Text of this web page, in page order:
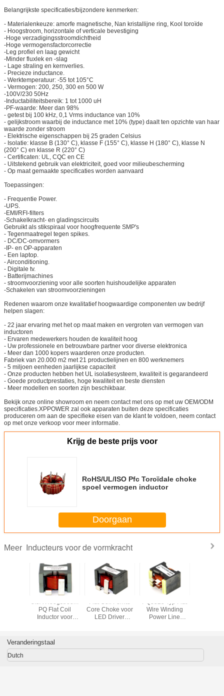
Belangrijkste specificaties/bijzondere kenmerken:
- Materialenkeuze: amorfe magnetische, Nan kristallijne ring, Kool toroïde
- Hoogstroom, horizontale of verticale bevestiging
-Hoge verzadigingsstroomdichtheid
-Hoge vermogensfactorcorrectie
-Leg profiel en laag gewicht
-Minder fluxlek en -slag
- Lage straling en kernverlies.
- Precieze inductance.
- Werktemperatuur: -55 tot 105°C
- Vermogen: 200, 250, 300 en 500 W
-100V/230 50Hz
-Inductabiliteitsbereik: 1 tot 1000 uH
-PF-waarde: Meer dan 98%
- getest bij 100 kHz, 0,1 Vrms inductance van 10%
- gelijkstroom waarbij de inductance met 10% (type) daalt ten opzichte van haar
waarde zonder stroom
- Elektrische eigenschappen bij 25 graden Celsius
- Isolatie: klasse B (130° C), klasse F (155° C), klasse H (180° C), klasse N
(200° C) en klasse R (220° C)
- Certificaten: UL, CQC en CE
- Uitstekend gebruik van elektriciteit, goed voor milieubescherming
- Op maat gemaakte specificaties worden aanvaard
Toepassingen:
- Frequentie Power.
-UPS.
-EMI/RFI-filters
-Schakelkracht- en gladingscircuits
Gebruikt als stikspiraal voor hoogfrequente SMP's
- Tegenmaatregel tegen spikes.
- DC/DC-omvormers
-IP- en OP-apparaten
- Een laptop.
- Airconditioning.
- Digitale tv.
- Batterijmachines
- stroomvoorziening voor alle soorten huishoudelijke apparaten
-Schakelen van stroomvoorzieningen
Redenen waarom onze kwalitatief hoogwaardige componenten uw bedrijf
helpen slagen:
- 22 jaar ervaring met het op maat maken en vergroten van vermogen van
inductoren
- Ervaren medewerkers houden de kwaliteit hoog
- Uw professionele en betrouwbare partner voor diverse elektronica
- Meer dan 1000 kopers waarderen onze producten.
Fabriek van 20.000 m2 met 21 productielijnen en 800 werknemers
- 5 miljoen eenheden jaarlijkse capaciteit
- Onze producten hebben het UL isolatiesysteem, kwaliteit is gegarandeerd
- Goede productprestaties, hoge kwaliteit en beste diensten
- Meer modellen en soorten zijn beschikbaar.
Bekijk onze online showroom en neem contact met ons op met uw OEM/ODM
specificaties.XPPOWER zal ook apparaten buiten deze specificaties
produceren om aan de specifieke eisen van de klant te voldoen, neem contact
op met onze verkoop voor meer informatie.
Krijg de beste prijs voor
RoHS/UL/ISO Pfc Toroïdale choke
spoel vermogen inductor
Doorgaan
Meer Inducteurs voor de vormkracht
8.5A Hoogstroom
PQ Flat Coil
Inductor voor
Flat Coil Ferrite
Core Choke voor
LED Driver
PQ3525 Typ Flat
Wire Winding
Power Line
Veranderingstaal
Dutch